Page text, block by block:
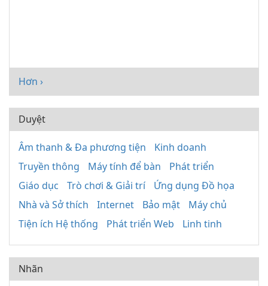
Hơn ›
Duyệt
Âm thanh & Đa phương tiện
Kinh doanh
Truyền thông
Máy tính để bàn
Phát triển
Giáo dục
Trò chơi & Giải trí
Ứng dụng Đồ họa
Nhà và Sở thích
Internet Bảo mật
Máy chủ
Tiện ích Hệ thống
Phát triển Web Linh tinh
Nhãn